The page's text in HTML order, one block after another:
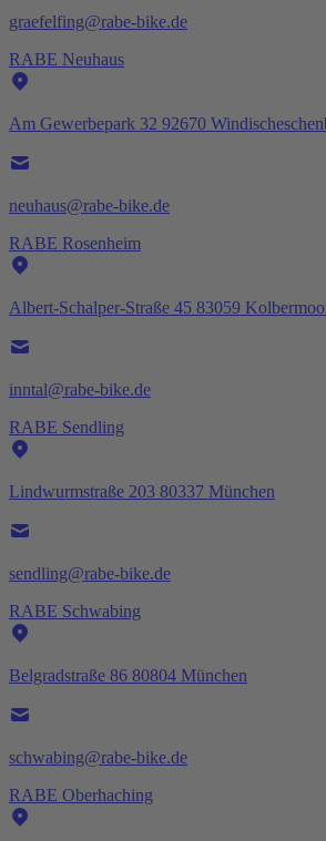
graefelfing@rabe-bike.de
RABE Neuhaus
Am Gewerbepark 32 92670
neuhaus@rabe-bike.de
RABE Rosenheim
Albert-Schalper-Straße 45 83059
inntal@rabe-bike.de
RABE Sendling
Lindwurmstraße 203 80337 München
sendling@rabe-bike.de
RABE Schwabing
Belgradstraße 86 80804 München
schwabing@rabe-bike.de
RABE Oberhaching